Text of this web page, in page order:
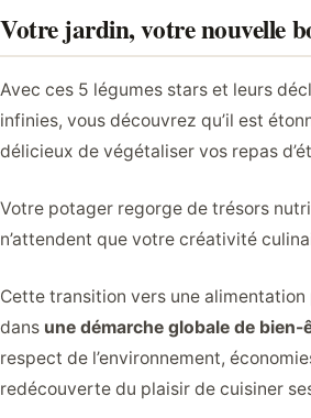
Votre jardin, votre nouvelle
Avec ces 5 légumes stars et leurs
infinies, vous découvrez qu’il est
délicieux de végétaliser vos repas
Votre potager regorge de trésors
n’attendent que votre créativité
Cette transition vers une alimentation
dans une démarche globale de bien-
respect de l’environnement,
redécouverte du plaisir de cuisiner